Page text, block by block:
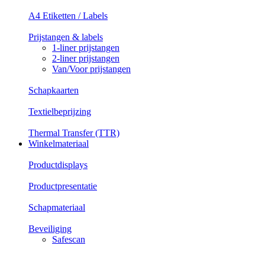
A4 Etiketten / Labels
Prijstangen & labels
1-liner prijstangen
2-liner prijstangen
Van/Voor prijstangen
Schapkaarten
Textielbeprijzing
Thermal Transfer (TTR)
Winkelmateriaal
Productdisplays
Productpresentatie
Schapmateriaal
Beveiliging
Safescan